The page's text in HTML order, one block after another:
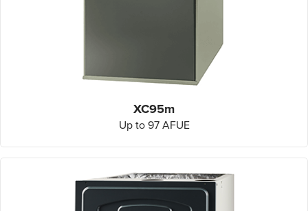
XC95m
Up to 97 AFUE